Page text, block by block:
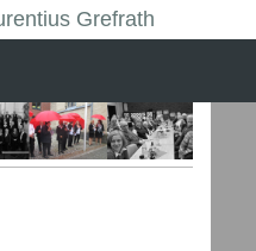
Grefrath